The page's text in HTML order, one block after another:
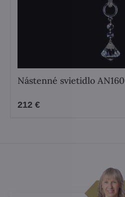
Nástenné svietidlo AN160
212 €